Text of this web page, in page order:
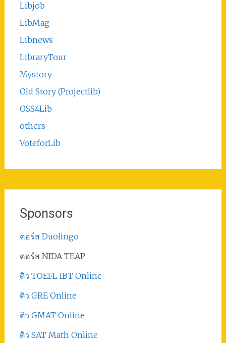
Libjob
LibMag
Libnews
LibraryTour
Mystory
Old Story (Projectlib)
OSS4Lib
others
VoteforLib
Sponsors
คอร์ส Duolingo
คอร์ส NIDA TEAP
ติว TOEFL IBT Online
ติว GRE Online
ติว GMAT Online
ติว SAT Math Online